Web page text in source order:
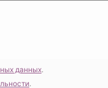
данных.
.